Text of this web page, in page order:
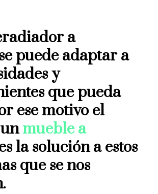
a
puede adaptar a
y
que pueda
ese motivo el
mueble a
la solución a estos
que se nos